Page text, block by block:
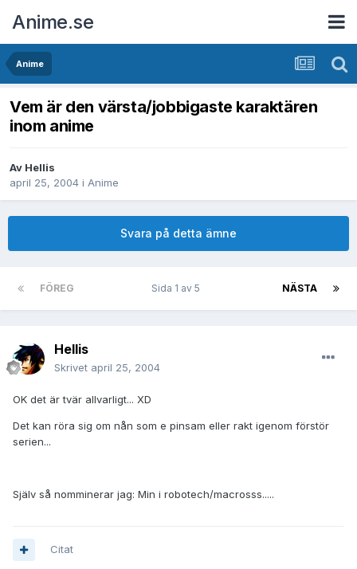
Anime.se
Anime
Vem är den värsta/jobbigaste karaktären
inom anime
Av Hellis
april 25, 2004 i Anime
Svara på detta ämne
FÖREG NÄSTA
Sida 1 av 5
Hellis
Skrivet april 25, 2004
OK det är tvär allvarligt... XD
Det kan röra sig om nån som e pinsam eller rakt igenom förstör
serien...
Själv så nomminerar jag: Min i robotech/macrosss.....
Citat